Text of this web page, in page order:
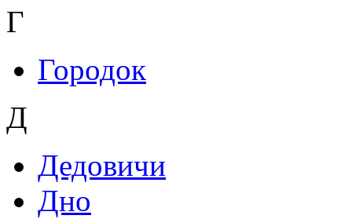
Г
Городок
Д
Дедовичи
Дно